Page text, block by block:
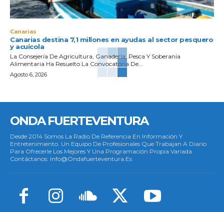
Canarias
Canarias destina 7,1 millones en ayudas al sector pesquero
y acuícola
La Consejería De Agricultura, Ganadería, Pesca Y Soberanía
Alimentaria Ha Resuelto La Convocatoria De...
Agosto 6, 2026
ONDA FUERTEVENTURA
Desde 2014 Somos La Radio De Referencia En Información Y
Entretenimiento. Un Equipo De Profesionales Que Trabajan A Diario
Para Ofrecerle Los Mejores Y Una Programación Propia Variada.
Contáctanos: Info@ondafuerteventura.es